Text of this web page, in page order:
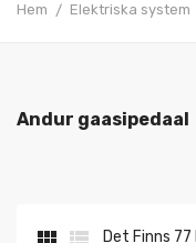
Hem Elektriska system
Andur gaasipedaal
Det Finns